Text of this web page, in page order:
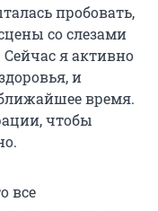
пробовать,
со слезами
Сейчас я активно
и
время.
чтобы
все